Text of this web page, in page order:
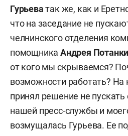
Гурьеватак же, как и
что на заседание не
челнинского отделения
помощникаАндрея
от кого мы скрываемся?
возможности работать? На
принял решение не
нашей пресс-службы и
возмущалась Гурьева. Ее